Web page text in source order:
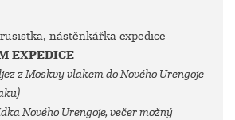
nástěnkářka expedice
EXPEDICE
z Moskvy vlakem do Nového Urengoje
Nového Urengoje, večer možný